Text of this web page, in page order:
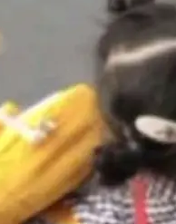
式。
届大会
办，以
量新范
产业落地
发生产力
XAge
。对CI
从效率
面对的新
Fedos
东西不新
类型
不是类
式。 文
色主题
O
又一